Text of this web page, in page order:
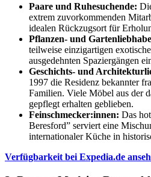
Paare und Ruhesuchende:
extrem zuvorkommenden
idealen Rückzugsort für
Pflanzen- und
teilweise einzigartigen
ausgedehnten Spaziergängen
Geschichts- und
1997 die Residenz bekannter
Familien. Viele Möbel aus der
gepflegt erhalten geblieben.
Feinschmecker:innen: Das
Beresford” serviert eine
internationaler Küche in
Verfügbarkeit bei Expedia.de